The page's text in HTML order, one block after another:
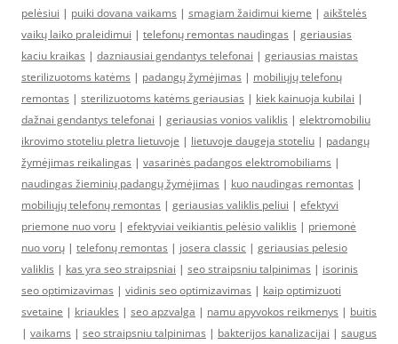
pelėsiui | puiki dovana vaikams | smagiam žaidimui kieme | aikštelės
vaikų laiko praleidimui | telefonų remontas naudingas | geriausias
kaciu kraikas | dazniausiai gendantys telefonai | geriausias maistas
sterilizuotoms katėms | padangų žymėjimas | mobiliųjų telefonų
remontas | sterilizuotoms katėms geriausias | kiek kainuoja kubilai |
dažnai gendantys telefonai | geriausias vonios valiklis | elektromobiliu
ikrovimo stoteliu pletra lietuvoje | lietuvoje daugeja stoteliu | padangų
žymėjimas reikalingas | vasarinės padangos elektromobiliams |
naudingas žieminių padangų žymėjimas | kuo naudingas remontas |
mobiliųjų telefonų remontas | geriausias valiklis peliui | efektyvi
priemone nuo voru | efektyviai veikiantis pelėsio valiklis | priemonė
nuo vorų | telefonų remontas | josera classic | geriausias pelesio
valiklis | kas yra seo straipsniai | seo straipsniu talpinimas | isorinis
seo optimizavimas | vidinis seo optimizavimas | kaip optimizuoti
svetaine | kriaukles | seo apzvalga | namu apyvokos reikmenys | buitis
| vaikams | seo straipsniu talpinimas | bakterijos kanalizacijai | saugus